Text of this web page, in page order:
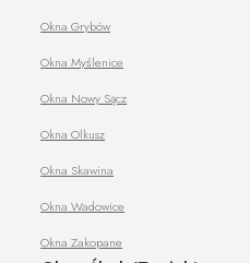
Okna Grybów
Okna Myślenice
Okna Nowy Sącz
Okna Olkusz
Okna Skawina
Okna Wadowice
Okna Zakopane